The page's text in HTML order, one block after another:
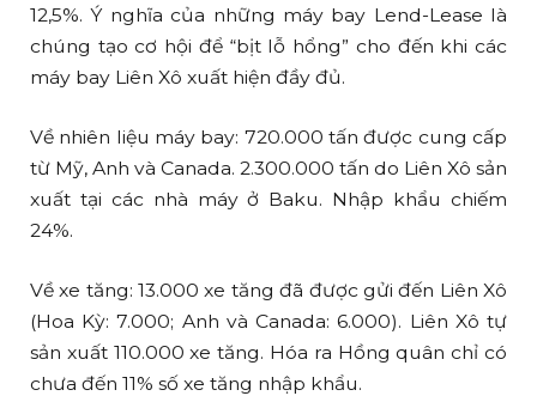
12,5%. Ý nghĩa của những máy bay Lend-Lease là
chúng tạo cơ hội để “bịt lỗ hổng” cho đến khi các
máy bay Liên Xô xuất hiện đầy đủ.
Về nhiên liệu máy bay: 720.000 tấn được cung cấp
từ Mỹ, Anh và Canada. 2.300.000 tấn do Liên Xô sản
xuất tại các nhà máy ở Baku. Nhập khẩu chiếm
24%.
Về xe tăng: 13.000 xe tăng đã được gửi đến Liên Xô
(Hoa Kỳ: 7.000; Anh và Canada: 6.000). Liên Xô tự
sản xuất 110.000 xe tăng. Hóa ra Hồng quân chỉ có
chưa đến 11% số xe tăng nhập khẩu.